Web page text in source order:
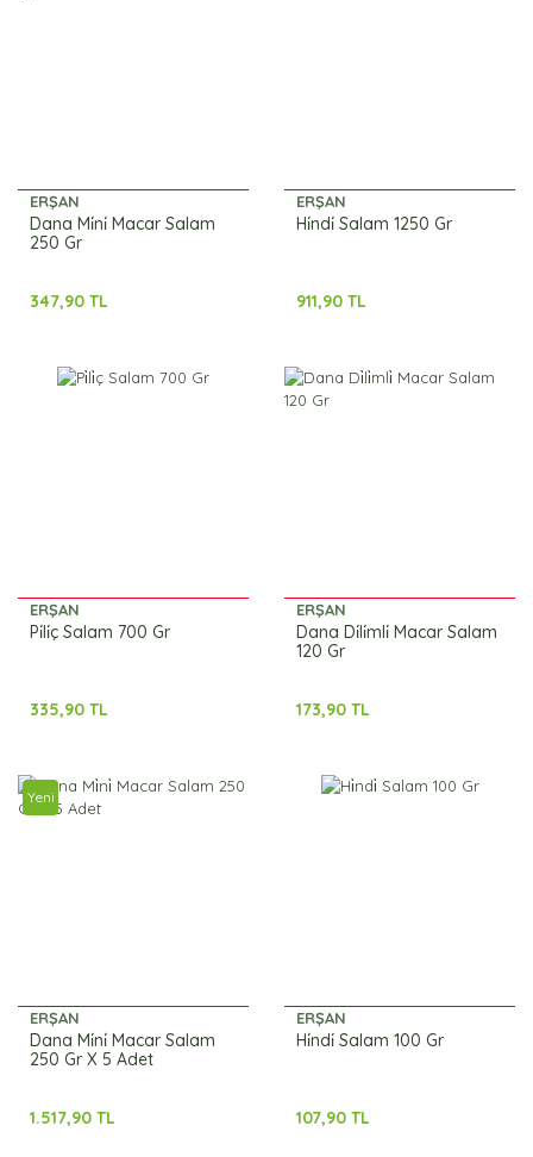
ERŞAN
Dana Mi̇ni̇ Macar Salam
250 Gr
347,90 TL
ERŞAN
Hi̇ndi̇ Salam 1250 Gr
911,90 TL
ERŞAN
Pi̇li̇ç Salam 700 Gr
335,90 TL
ERŞAN
Dana Di̇li̇mli̇ Macar Salam
120 Gr
173,90 TL
Yeni
ERŞAN
Dana Mi̇ni̇ Macar Salam
250 Gr X 5 Adet
1.517,90 TL
ERŞAN
Hi̇ndi̇ Salam 100 Gr
107,90 TL